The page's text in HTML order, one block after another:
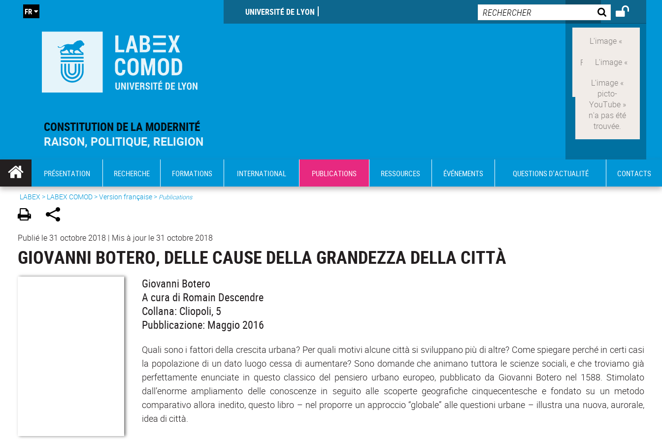
CONSTITUTION DE LA MODERNITÉ
RAISON, POLITIQUE, RELIGION
UNIVERSITÉ DE LYON
FR
PRÉSENTATION RECHERCHE FORMATIONS INTERNATIONAL PUBLICATIONS RESSOURCES ÉVÉNEMENTS QUESTIONS D'ACTUALITÉ CONTACTS
LABEX > LABEX COMOD>Version française> Publications
Publié le 31 octobre 2018 | Mis à jour le 31 octobre 2018
GIOVANNI BOTERO, DELLE CAUSE DELLA GRANDEZZA DELLA CITTÀ
Giovanni Botero
A cura di Romain Descendre
Collana: Cliopoli, 5
Pubblicazione: Maggio 2016
Quali sono i fattori della crescita urbana? Per quali motivi alcune città si sviluppano più di altre? Come spiegare perché in certi casi
la popolazione di un dato luogo cessa di aumentare? Sono domande che animano tuttora le scienze sociali, e che troviamo già
perfettamente enunciate in questo classico del pensiero urbano europeo, pubblicato da Giovanni Botero nel 1588. Stimolato
dall’enorme ampliamento delle conoscenze in seguito alle scoperte geografiche cinquecentesche e fondato su un metodo
comparativo allora inedito, questo libro – nel proporre un approccio “globale” alle questioni urbane – illustra una nuova, aurorale,
idea di città.